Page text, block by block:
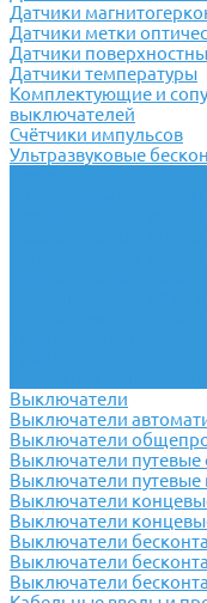
Датчики
Датчики метки
Датчики
Датчики температуры
Комплектующие и
выключателей
Счётчики импульсов
Ультразвуковые
Выключатели
Выключатели
Выключатели
Выключатели
Выключатели
Выключатели
Выключатели
Выключатели
Выключатели
Выключатели